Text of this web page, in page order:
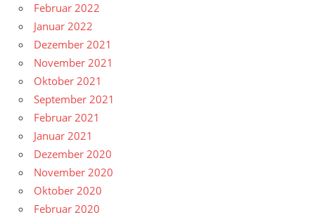
Februar 2022
Januar 2022
Dezember 2021
November 2021
Oktober 2021
September 2021
Februar 2021
Januar 2021
Dezember 2020
November 2020
Oktober 2020
Februar 2020